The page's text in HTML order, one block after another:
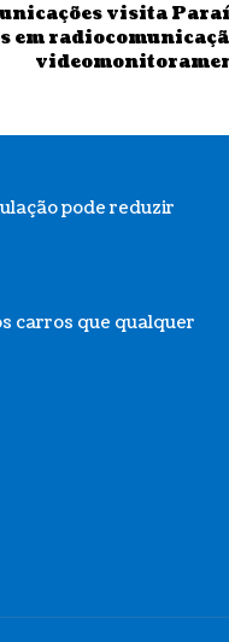
visita
em
pode reduzir
carros que qualquer